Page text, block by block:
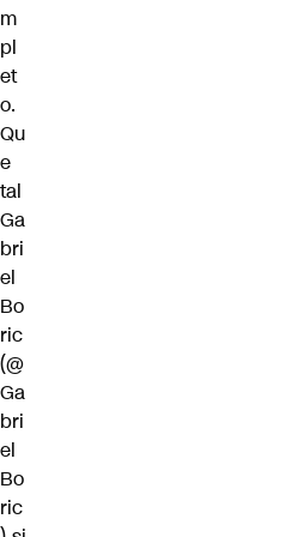
m
pl
et
o.
Qu
e
tal
Ga
bri
el
Bo
ric
(@
Ga
bri
el
Bo
ric